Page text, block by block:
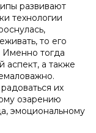
развивают
технологии
то его
Именно тогда
аспект, а также
их
озарению
эмоциональному